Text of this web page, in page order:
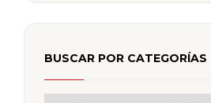
BUSCAR POR CATEGORÍAS